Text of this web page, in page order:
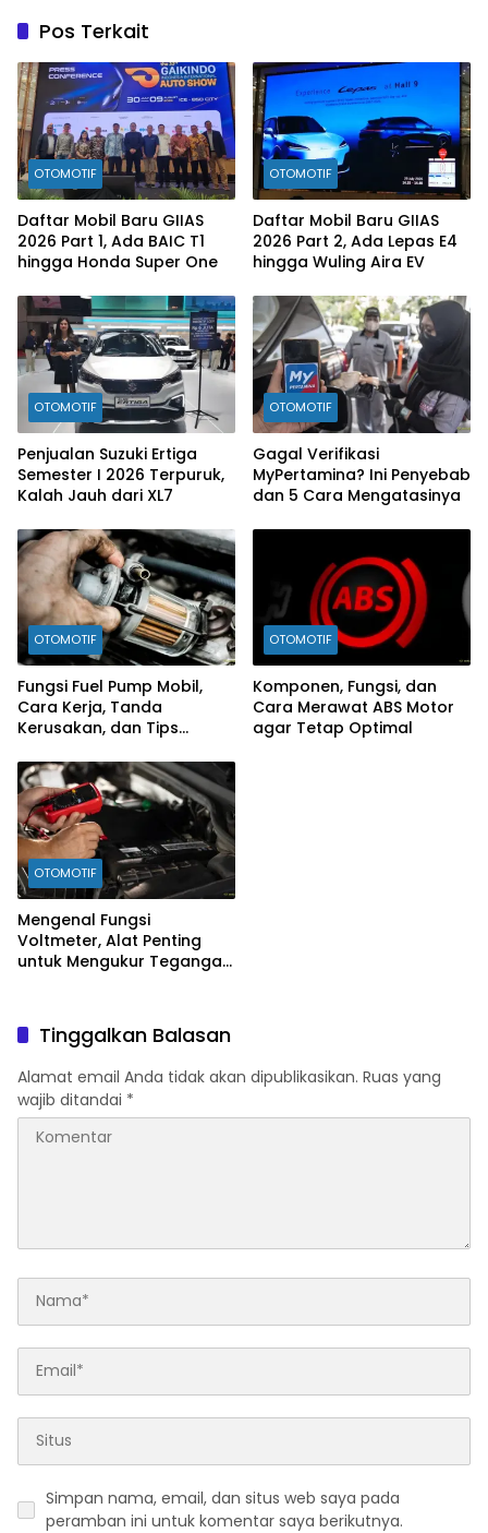
Pos Terkait
OTOMOTIF
Daftar Mobil Baru GIIAS
2026 Part 1, Ada BAIC T1
hingga Honda Super One
OTOMOTIF
Daftar Mobil Baru GIIAS
2026 Part 2, Ada Lepas E4
hingga Wuling Aira EV
OTOMOTIF
Penjualan Suzuki Ertiga
Semester I 2026 Terpuruk,
Kalah Jauh dari XL7
OTOMOTIF
Gagal Verifikasi
MyPertamina? Ini Penyebab
dan 5 Cara Mengatasinya
OTOMOTIF
Fungsi Fuel Pump Mobil,
Cara Kerja, Tanda
Kerusakan, dan Tips
OTOMOTIF
Komponen, Fungsi, dan
Cara Merawat ABS Motor
agar Tetap Optimal
OTOMOTIF
Mengenal Fungsi
Voltmeter, Alat Penting
untuk Mengukur Tegangan
Tinggalkan Balasan
Alamat email Anda tidak akan dipublikasikan. Ruas yang
wajib ditandai *
Simpan nama, email, dan situs web saya pada
peramban ini untuk komentar saya berikutnya.